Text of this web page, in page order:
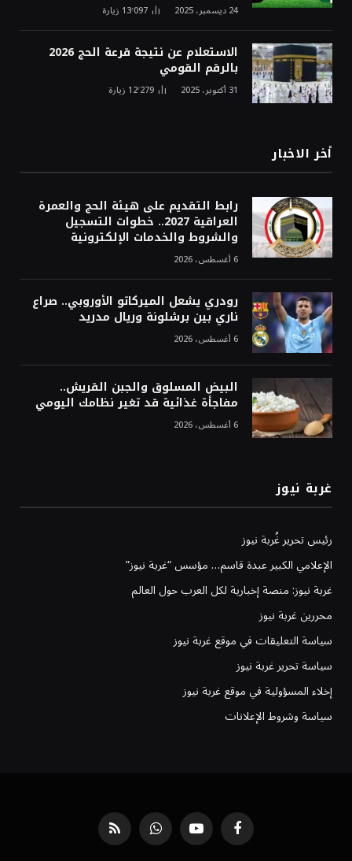
24 ديسمبر، 2025 13٬097 زيارة
الاستعلام عن نتيجة قرعة الحج 2026
بالرقم القومي
31 أكتوبر، 2025 12٬279 زيارة
أخر الاخبار
رابط التقديم على هيئة الحج والعمرة
العراقية 2027.. خطوات التسجيل
والشروط والخدمات الإلكترونية
6 أغسطس، 2026
رودري يشعل الميركاتو الأوروبي.. صراع
ناري بين برشلونة وريال مدريد
6 أغسطس، 2026
البيض المسلوق والجبن القريش..
مفاجأة غذائية قد تغير نظامك اليومي
6 أغسطس، 2026
غربة نيوز
رئيس تحرير غُربة نيوز
الإعلامي الكبير عبدة قاسم… مؤسس “غربة نيوز”
غربة نيوز: منصة إخبارية لكل العرب حول العالم
محررين غربة نيوز
سياسة التعليقات في موقع غربة نيوز
سياسة تحرير غربة نيوز
إخلاء المسؤولية في موقع غربة نيوز
سياسة وشروط الإعلانات
فيسبوك يوتيوب واتساب RSS